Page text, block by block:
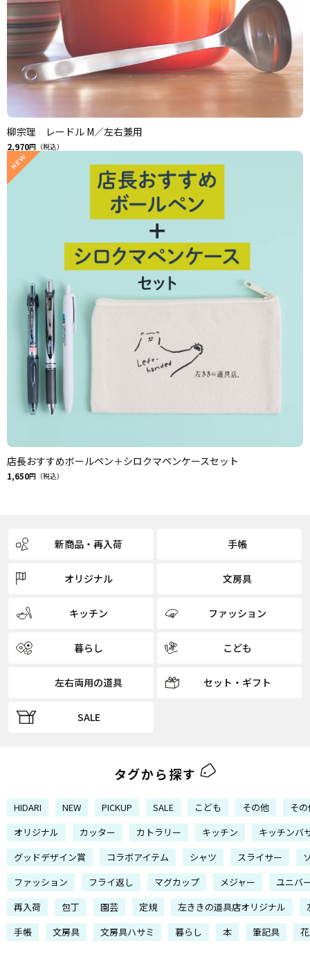
柳宗理 レードル M／左右兼用
2,970円（税込）
店長おすすめボールペン＋シロクマペンケースセット
1,650円（税込）
新商品・再入荷 手帳
オリジナル 文房具
キッチン ファッション
暮らし こども
左右両用の道具 セット・ギフト
SALE
タグから探す
HIDARI NEW PICKUP SALE こども その他
そ
オリジナル
カッター カトラリー キッチン
キッチンバ
グッドデザイン賞
コラボアイテム シャツ スライサー
ファッション
フライ返し マグカップ メジャー
ユニバ
再入荷
包丁 園芸 定規 左ききの道具店オリジナル
手帳
文房具 文房具ハサミ 暮らし 本 筆記具